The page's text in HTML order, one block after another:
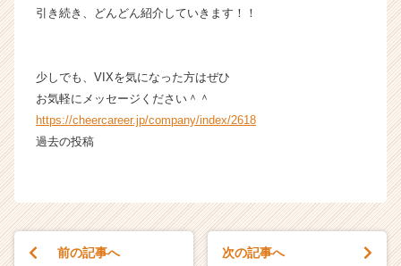
引き続き、どんどん紹介していきます！！
少しでも、VIXを気になった方はぜひ
お気軽にメッセージください＾＾
https://cheercareer.jp/company/index/2618
過去の投稿
前の記事へ 次の記事へ